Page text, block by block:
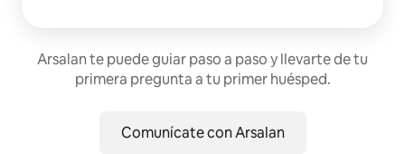
Arsalan te puede guiar paso a paso y llevarte de tu
primera pregunta a tu primer huésped.
Comunícate con Arsalan